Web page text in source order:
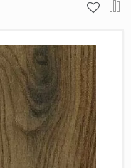
Bonkeel
Classen
CorkArt Vinyl
CronaFloor